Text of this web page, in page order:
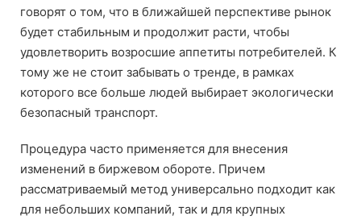
говорят о том, что в ближайшей перспективе рынок
будет стабильным и продолжит расти, чтобы
удовлетворить возросшие аппетиты потребителей. К
тому же не стоит забывать о тренде, в рамках
которого все больше людей выбирает экологически
безопасный транспорт.
Процедура часто применяется для внесения
изменений в биржевом обороте. Причем
рассматриваемый метод универсально подходит как
для небольших компаний, так и для крупных